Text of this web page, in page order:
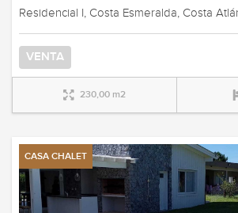
Residencial I, Costa Esmeralda, Costa
VENTA
230,00 m2
CASA CHALET